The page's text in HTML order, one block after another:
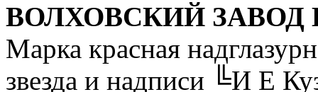
ВОЛХОВСКИЙ ЗАВОД
Марка красная
звезда и надписи ╚И Е